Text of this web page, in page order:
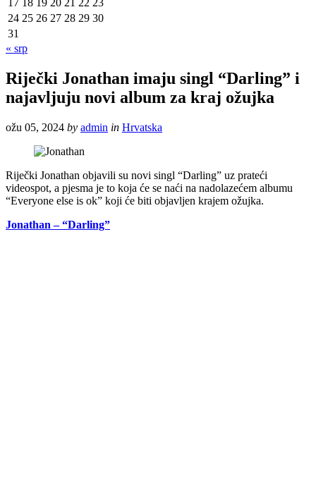
24 25 26 27 28 29 30
31
« srp
Riječki Jonathan imaju singl “Darling” i
najavljuju novi album za kraj ožujka
ožu 05, 2024 by admin in Hrvatska
Riječki Jonathan objavili su novi singl “Darling” uz prateći
videospot, a pjesma je to koja će se naći na nadolazećem albumu
“Everyone else is ok” koji će biti objavljen krajem ožujka.
Jonathan – “Darling”